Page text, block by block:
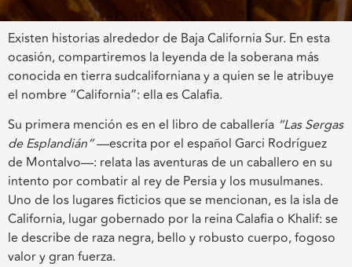
Existen historias alrededor de Baja California Sur. En esta
ocasión, compartiremos la leyenda de la soberana más
conocida en tierra sudcaliforniana y a quien se le atribuye
el nombre “California”: ella es Calafia.
Su primera mención es en el libro de caballería “Las Sergas
de Esplandián”—escrita por el español Garci Rodríguez
de Montalvo—: relata las aventuras de un caballero en su
intento por combatir al rey de Persia y los musulmanes.
Uno de los lugares ficticios que se mencionan, es la isla de
California, lugar gobernado por la reina Calafia o Khalif: se
le describe de raza negra, bello y robusto cuerpo, fogoso
valor y gran fuerza.